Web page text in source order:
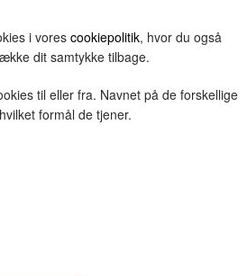
i vores cookiepolitik, hvor du også
dit samtykke tilbage.
til eller fra. Navnet på de forskellige
formål de tjener.
(0.00 DKK)